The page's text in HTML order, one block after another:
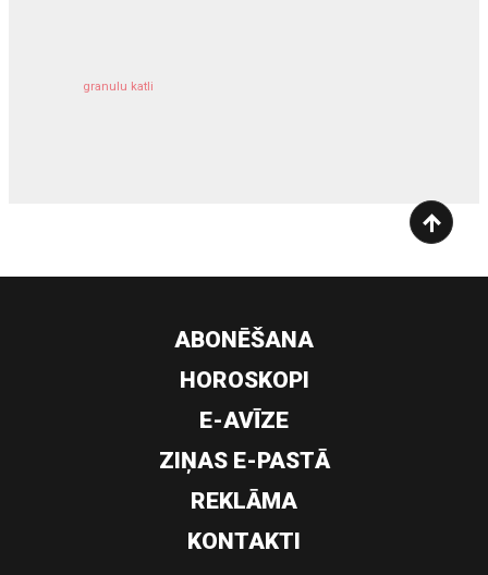
granulu katli
ABONĒŠANA
HOROSKOPI
E-AVĪZE
ZIŅAS E-PASTĀ
REKLĀMA
KONTAKTI